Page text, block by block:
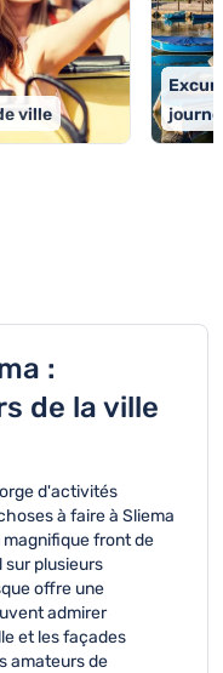
ville
:
de la ville
d'activités
à faire à Sliema
front de
sur plusieurs
offre une
admirer
et les façades
amateurs de